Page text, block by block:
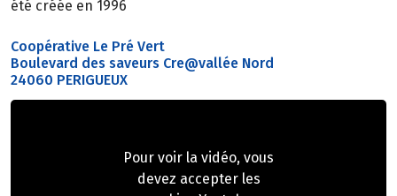
été créée en 1996
Coopérative Le Pré Vert
Boulevard des saveurs Cre@vallée Nord
24060 PERIGUEUX
Pour voir la vidéo, vous
devez accepter les